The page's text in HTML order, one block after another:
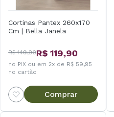
Cortinas Pantex 260x170
Cm | Bella Janela
R$ 149,90R$ 119,90
no PIX ou em 2x de R$ 59,95
no cartão
Comprar